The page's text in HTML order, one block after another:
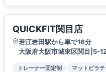
QUICKFIT関目店
若江岩田駅から車で16分
大阪府大阪市城東区関目|5-
トレーナー固定制 マットピラテ